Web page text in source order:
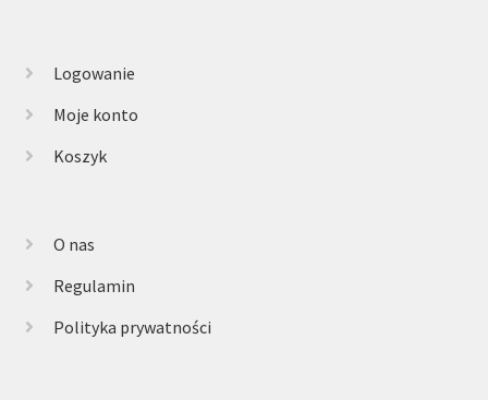
Logowanie
Moje konto
Koszyk
O nas
Regulamin
Polityka prywatności